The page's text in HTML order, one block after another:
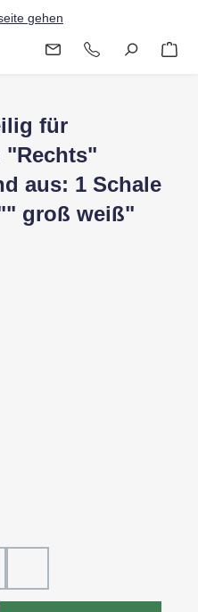
für
"Rechts"
aus: 1 Schale
groß weiß"